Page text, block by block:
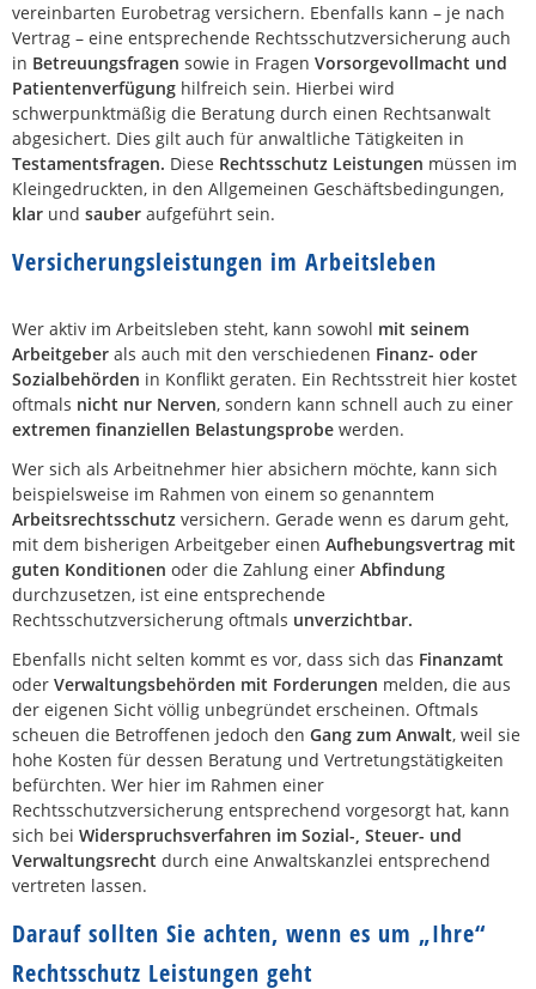
vereinbarten Eurobetrag versichern. Ebenfalls kann – je nach
Vertrag – eine entsprechende Rechtsschutzversicherung auch
in Betreuungsfragen sowie in Fragen Vorsorgevollmacht und
Patientenverfügung hilfreich sein. Hierbei wird
schwerpunktmäßig die Beratung durch einen Rechtsanwalt
abgesichert. Dies gilt auch für anwaltliche Tätigkeiten in
Testamentsfragen. Diese Rechtsschutz Leistungen müssen im
Kleingedruckten, in den Allgemeinen Geschäftsbedingungen,
klar und sauber aufgeführt sein.
Versicherungsleistungen im Arbeitsleben
Wer aktiv im Arbeitsleben steht, kann sowohl mit seinem
Arbeitgeber als auch mit den verschiedenen Finanz- oder
Sozialbehörden in Konflikt geraten. Ein Rechtsstreit hier kostet
oftmals nicht nur Nerven, sondern kann schnell auch zu einer
extremen finanziellen Belastungsprobe werden.
Wer sich als Arbeitnehmer hier absichern möchte, kann sich
beispielsweise im Rahmen von einem so genanntem
Arbeitsrechtsschutz versichern. Gerade wenn es darum geht,
mit dem bisherigen Arbeitgeber einen Aufhebungsvertrag mit
guten Konditionen oder die Zahlung einer Abfindung
durchzusetzen, ist eine entsprechende
Rechtsschutzversicherung oftmals unverzichtbar.
Ebenfalls nicht selten kommt es vor, dass sich das Finanzamt
oder Verwaltungsbehörden mit Forderungen melden, die aus
der eigenen Sicht völlig unbegründet erscheinen. Oftmals
scheuen die Betroffenen jedoch den Gang zum Anwalt, weil sie
hohe Kosten für dessen Beratung und Vertretungstätigkeiten
befürchten. Wer hier im Rahmen einer
Rechtsschutzversicherung entsprechend vorgesorgt hat, kann
sich bei Widerspruchsverfahren im Sozial-, Steuer- und
Verwaltungsrecht durch eine Anwaltskanzlei entsprechend
vertreten lassen.
Darauf sollten Sie achten, wenn es um „Ihre“
Rechtsschutz Leistungen geht